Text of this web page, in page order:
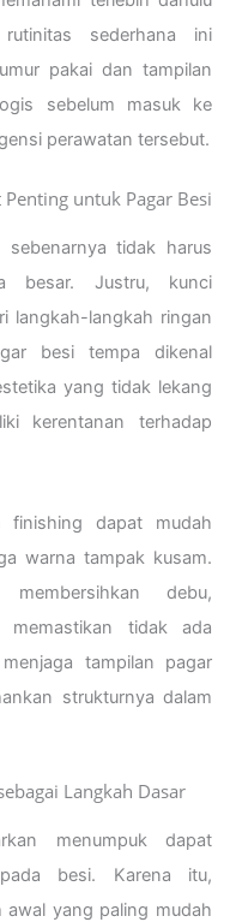
sederhana ini
pakai dan tampilan
sebelum masuk ke
perawatan tersebut.
untuk Pagar Besi
tidak harus
besar. Justru, kunci
langkah-langkah ringan
besi tempa dikenal
yang tidak lekang
kerentanan terhadap
finishing dapat mudah
warna tampak kusam.
debu,
memastikan tidak ada
tampilan pagar
strukturnya dalam
Langkah Dasar
menumpuk dapat
besi. Karena itu,
awal yang paling mudah